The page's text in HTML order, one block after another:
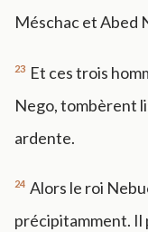
Méschac et Abed
23 Et ces trois
Nego, tombèrent
ardente.
24 Alors le roi
précipitamment. Il